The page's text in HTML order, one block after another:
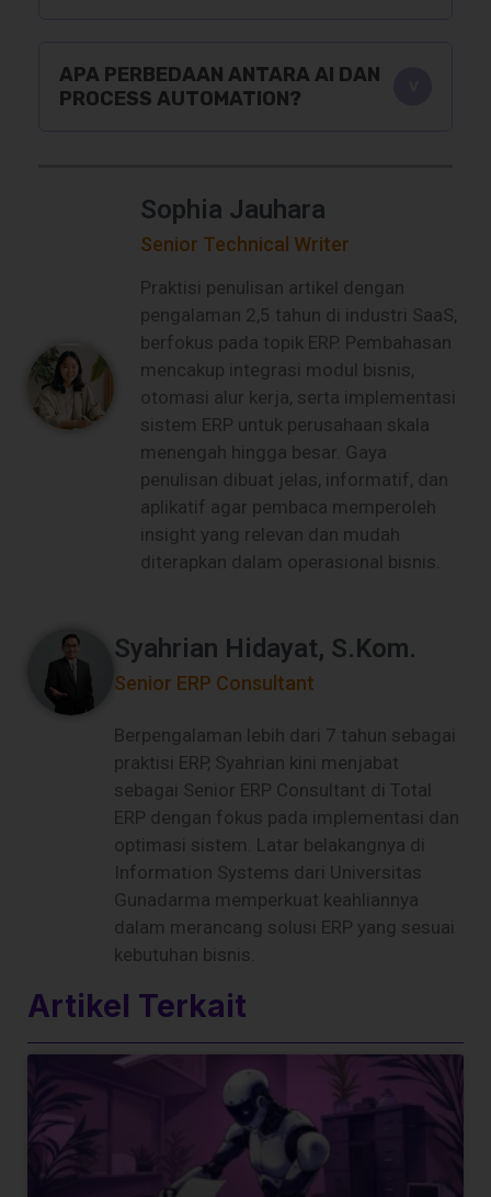
APA PERBEDAAN ANTARA AI DAN
PROCESS AUTOMATION?
Sophia Jauhara
Senior Technical Writer
Praktisi penulisan artikel dengan
pengalaman 2,5 tahun di industri SaaS,
berfokus pada topik ERP. Pembahasan
mencakup integrasi modul bisnis,
otomasi alur kerja, serta implementasi
sistem ERP untuk perusahaan skala
menengah hingga besar. Gaya
penulisan dibuat jelas, informatif, dan
aplikatif agar pembaca memperoleh
insight yang relevan dan mudah
diterapkan dalam operasional bisnis.
Syahrian Hidayat, S.Kom.
Senior ERP Consultant
Berpengalaman lebih dari 7 tahun sebagai
praktisi ERP, Syahrian kini menjabat
sebagai Senior ERP Consultant di Total
ERP dengan fokus pada implementasi dan
optimasi sistem. Latar belakangnya di
Information Systems dari Universitas
Gunadarma memperkuat keahliannya
dalam merancang solusi ERP yang sesuai
kebutuhan bisnis.
Artikel Terkait